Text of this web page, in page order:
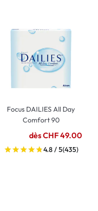
Focus DAILIES All Day
Comfort 90
dès CHF 49.00
4.8 / 5(435)